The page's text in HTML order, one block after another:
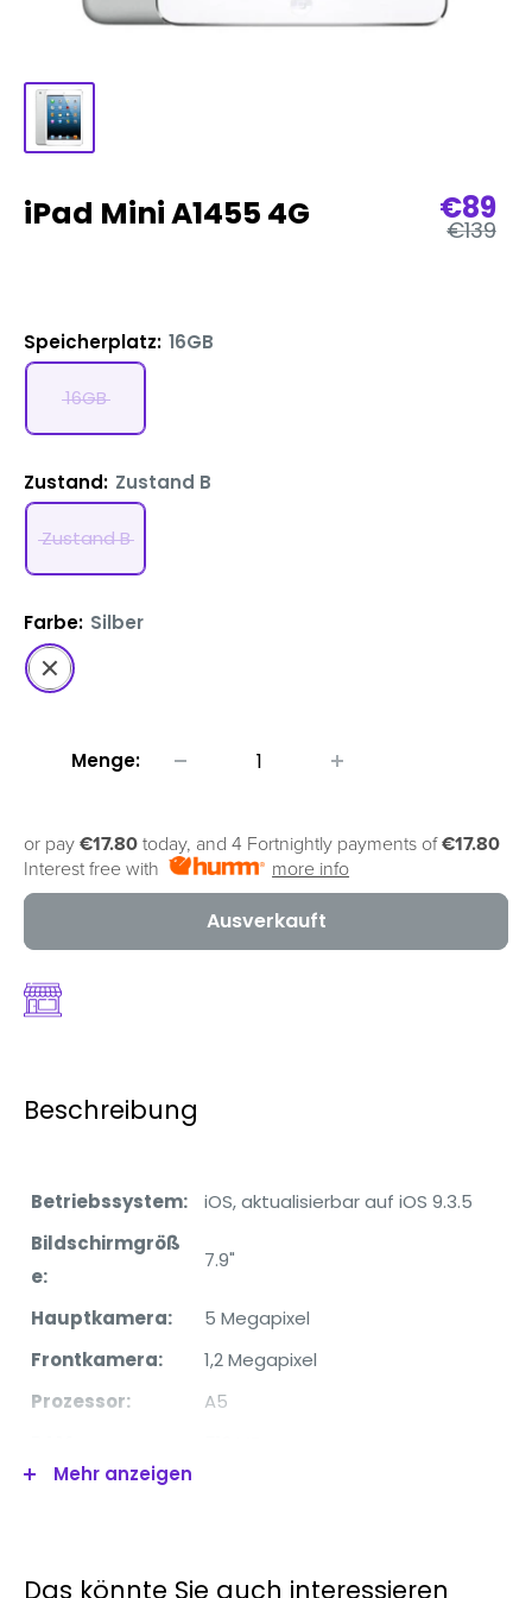
iPad Mini A1455 4G €89
€139
Speicherplatz: 16GB
16GB
Zustand: Zustand B
Zustand B
Farbe: Silber
Silber
Menge:
or pay €17.80 today, and 4 Fortnightly payments of€17.80
Interest free with
more info
Ausverkauft
Beschreibung
Betriebssystem:
iOS, aktualisierbar auf iOS 9.3.5
Bildschirmgröß
e:
7.9"
Hauptkamera:
5 Megapixel
Frontkamera:
1,2 Megapixel
Prozessor:
A5
Interner
Mehr anzeigen
Das könnte Sie auch interessieren